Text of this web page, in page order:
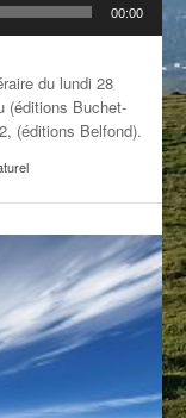
00:00
du lundi 28
(éditions Buchet-
(éditions Belfond).